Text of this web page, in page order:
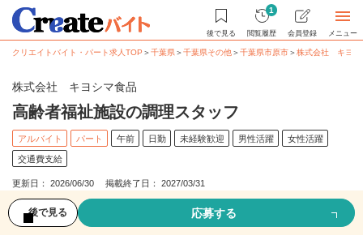
後で見る
1
閲覧履歴 会員登録 メニュー
クリエイトバイト・パート求人TOP ＞千葉県＞千葉県その他＞千葉県市原市＞株式会社 キヨシ
株式会社 キヨシマ食品
高齢者福祉施設の調理スタッフ
アルバイト パート 午前 日勤 未経験歓迎 男性活躍 女性活躍
交通費支給
更新日： 2026/06/30 掲載終了日： 2027/03/31
後で見る 応募する